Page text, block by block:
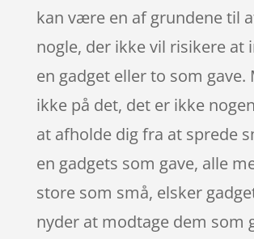
kan være en af grundene til
nogle, der ikke vil risikere at
en gadget eller to som
ikke på det, det er ikke
at afholde dig fra at sprede
en gadgets som gave, alle
store som små, elsker
nyder at modtage dem som